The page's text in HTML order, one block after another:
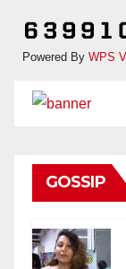
Powered By WPS
GOSSIP